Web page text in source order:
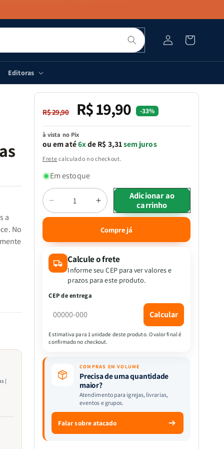
Pesquisar
Fazer
login
Carrinho
Editoras
a
No
Preço
R$ 29,90
Preço
promocional
R$ 19,90 -33%
à vista no Pix
ou em até6xde R$ 3,31sem juros
Frete calculado no checkout.
Em estoque
Quantidade
Diminuir
a
Abas
Adesivas
para
Bíblia
Jornada
com
Deus
Através
das
Alfa
Ômega
Aumentar
a
quantidade
de
Abas
Adesivas
para
Bíblia
Através
das
|
Alfa
e
Ômega
Adicionar ao
carrinho
Compre já
Calcule o frete
Informe seu CEP para ver valores e
prazos para este produto.
CEP de entrega
Calcular
Estimativa para 1 unidade deste produto. O valor final é
confirmado no checkout.
COMPRAS EM VOLUME
Precisa de uma quantidade
maior?
Atendimento para igrejas, livrarias,
eventos e grupos.
Falar sobre atacado
|